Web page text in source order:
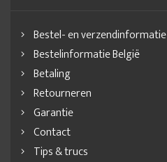
Bestel- en verzendinformatie
Bestelinformatie België
Betaling
Retourneren
Garantie
Contact
Tips & trucs